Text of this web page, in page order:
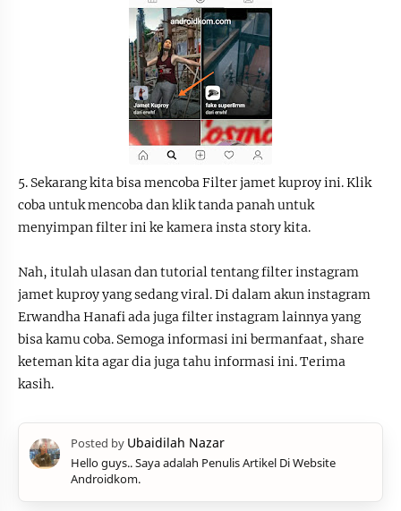
5. Sekarang kita bisa mencoba Filter jamet kuproy ini. Klik
coba untuk mencoba dan klik tanda panah untuk
menyimpan filter ini ke kamera insta story kita.
Nah, itulah ulasan dan tutorial tentang filter instagram
jamet kuproy yang sedang viral. Di dalam akun instagram
Erwandha Hanafi ada juga filter instagram lainnya yang
bisa kamu coba. Semoga informasi ini bermanfaat, share
keteman kita agar dia juga tahu informasi ini. Terima
kasih.
Hello guys.. Saya adalah Penulis Artikel Di Website
Androidkom.